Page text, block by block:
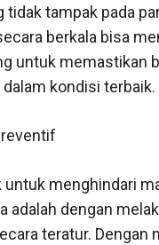
tidak tampak pada
berkala bisa
untuk memastikan
kondisi terbaik.
untuk menghindari
adalah dengan
teratur. Dengan